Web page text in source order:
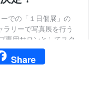
Share